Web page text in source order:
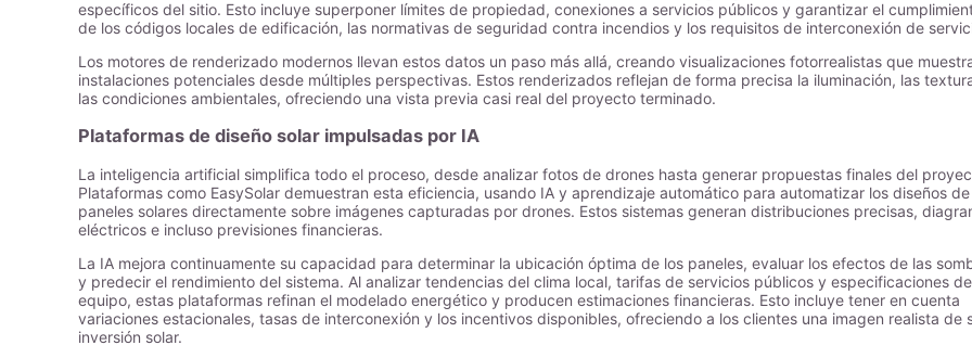
específicos del sitio. Esto incluye superponer límites de propiedad, conexiones a servicios públicos y garantizar el
de los códigos locales de edificación, las normativas de seguridad contra incendios y los requisitos de interconexión de
Los motores de renderizado modernos llevan estos datos un paso más allá, creando visualizaciones fotorrealistas que
instalaciones potenciales desde múltiples perspectivas. Estos renderizados reflejan de forma precisa la iluminación, las
las condiciones ambientales, ofreciendo una vista previa casi real del proyecto terminado.
Plataformas de diseño solar impulsadas por IA
La inteligencia artificial simplifica todo el proceso, desde analizar fotos de drones hasta generar propuestas finales del
Plataformas como EasySolar demuestran esta eficiencia, usando IA y aprendizaje automático para automatizar los diseños de
paneles solares directamente sobre imágenes capturadas por drones. Estos sistemas generan distribuciones precisas,
eléctricos e incluso previsiones financieras.
La IA mejora continuamente su capacidad para determinar la ubicación óptima de los paneles, evaluar los efectos de las
y predecir el rendimiento del sistema. Al analizar tendencias del clima local, tarifas de servicios públicos y especificaciones
equipo, estas plataformas refinan el modelado energético y producen estimaciones financieras. Esto incluye tener en cuenta
variaciones estacionales, tasas de interconexión y los incentivos disponibles, ofreciendo a los clientes una imagen realista de
inversión solar.